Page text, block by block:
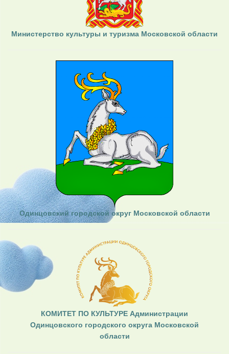
Министерство культуры и туризма Московской области
Одинцовский городской округ Московской области
КОМИТЕТ ПО КУЛЬТУРЕ Администрации
Одинцовского городского округа Московской
области